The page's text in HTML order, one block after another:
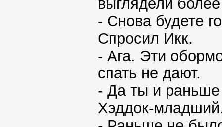
выглядели
- Снова будете
Спросил Икк.
- Ага. Эти
спать не дают.
- Да ты и
Хэддок-